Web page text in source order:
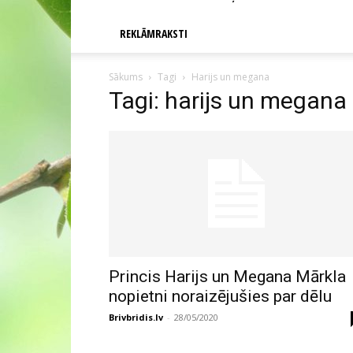
REKLĀMRAKSTI
Sākums Tagi Harijs un megana
Tagi: harijs un megana
Princis Harijs un Megana Mārkla
nopietni noraizējušies par dēlu
Brivbridis.lv - 28/05/2020